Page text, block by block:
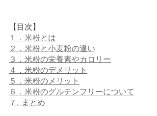
【目次】
１．米粉とは
２．米粉と小麦粉の違い
３．米粉の栄養素やカロリー
４．米粉のデメリット
５．米粉のメリット
６．米粉のグルテンフリーについて
７.  まとめ